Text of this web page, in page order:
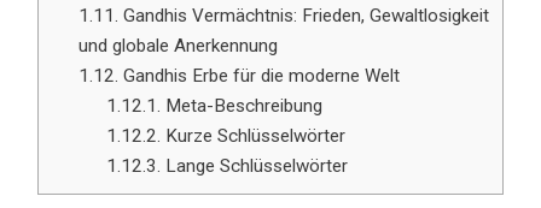
1.11. Gandhis Vermächtnis: Frieden, Gewaltlosigkeit
und globale Anerkennung
1.12. Gandhis Erbe für die moderne Welt
1.12.1. Meta-Beschreibung
1.12.2. Kurze Schlüsselwörter
1.12.3. Lange Schlüsselwörter